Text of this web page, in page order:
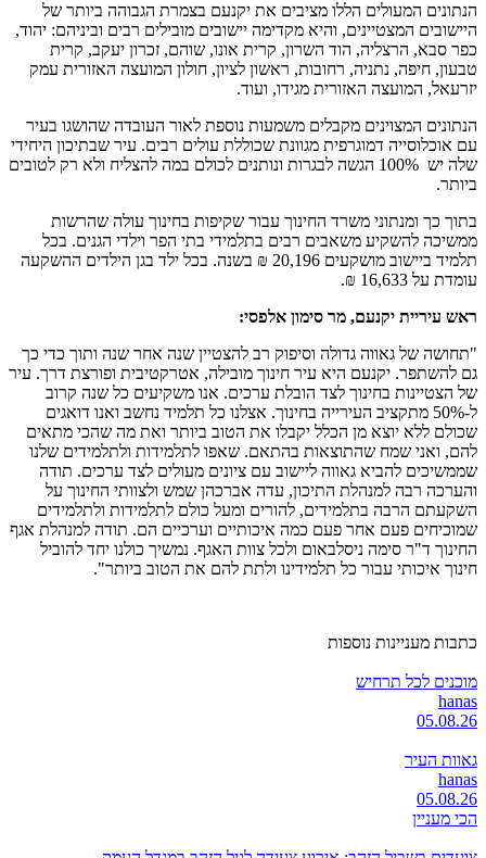
הנתונים המעולים הללו מציבים את יקנעם בצמרת הגבוהה ביותר של
היישובים המצטיינים, והיא מקדימה יישובים מובילים רבים וביניהם: יהוד,
כפר סבא, הרצליה, הוד השרון, קרית אונו, שוהם, זכרון יעקב, קרית
טבעון, חיפה, נתניה, רחובות, ראשון לציון, חולון המועצה האזורית עמק
יזרעאל, המועצה האזורית מגידו, ועוד.
הנתונים המצוינים מקבלים משמעות נוספת לאור העובדה שהושגו בעיר
עם אוכלוסייה דמוגרפית מגוונת שכוללת עולים רבים. עיר שבתיכון היחידי
שלה יש 100% הגשה לבגרות ונותנים לכולם במה להצליח ולא רק לטובים
ביותר.
בתוך כך ומנתוני משרד החינוך עבור שקיפות בחינוך עולה שהרשות
ממשיכה להשקיע משאבים רבים בתלמידי בתי הפר וילדי הגנים. בכל
תלמיד ביישוב מושקעים 20,196 ₪ בשנה. בכל ילד בגן הילדים ההשקעה
עומדת על 16,633 ₪.
ראש עיריית יקנעם, מר סימון אלפסי:
"תחושה של גאווה גדולה וסיפוק רב להצטיין שנה אחר שנה ותוך כדי כך
גם להשתפר. יקנעם היא עיר חינוך מובילה, אטרקטיבית ופורצת דרך. עיר
של הצטיינות בחינוך לצד הובלת ערכים. אנו משקיעים כל שנה קרוב
ל-50% מתקציב העירייה בחינוך. אצלנו כל תלמיד נחשב ואנו דואגים
שכולם ללא יוצא מן הכלל יקבלו את הטוב ביותר ואת מה שהכי מתאים
להם, ואני שמח שהתוצאות בהתאם. שאפו לתלמידות ולתלמידים שלנו
שממשיכים להביא גאווה ליישוב עם ציונים מעולים לצד ערכים. תודה
והערכה רבה למנהלת התיכון, עדה אברכהן שמש ולצוותי החינוך על
השקעתם הרבה בתלמידים, להורים ומעל כולם לתלמידות ולתלמידים
שמוכיחים פעם אחר פעם כמה איכותיים וערכיים הם. תודה למנהלת אגף
החינוך ד"ר סימה ניסלבאום ולכל צוות האגף. נמשיך כולנו יחד להוביל
חינוך איכותי עבור כל תלמידינו ולתת להם את הטוב ביותר".
כתבות מעניינות נוספות
מוכנים לכל תרחיש
hanas
05.08.26
גאוות העיר
hanas
05.08.26
הכי מעניין